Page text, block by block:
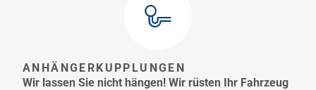
ANHÄNGERKUPPLUNGEN
Wir lassen Sie nicht hängen! Wir rüsten Ihr Fahrzeug